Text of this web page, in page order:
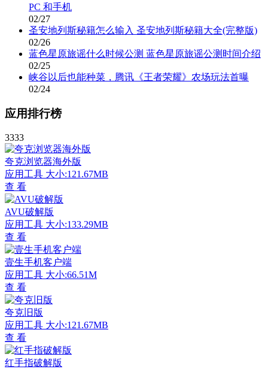
PC 和手机
02/27
圣安地列斯秘籍怎么输入 圣安地列斯秘籍大全(完整版)
02/26
蓝色星原旅谣什么时候公测 蓝色星原旅谣公测时间介绍
02/25
峡谷以后也能种菜，腾讯《王者荣耀》农场玩法首曝
02/24
应用排行榜
3333
夸克浏览器海外版
应用工具 大小:121.67MB
查 看
AVU破解版
应用工具 大小:133.29MB
查 看
壹生手机客户端
应用工具 大小:66.51M
查 看
夸克旧版
应用工具 大小:121.67MB
查 看
红手指破解版